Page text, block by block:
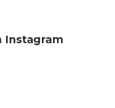
Instagram